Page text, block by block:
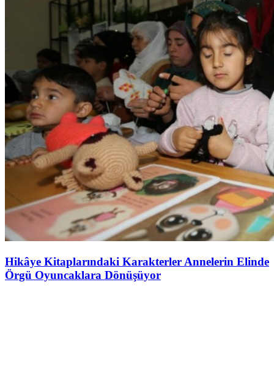
Hikâye Kitaplarındaki Karakterler Annelerin Elinde
Örgü Oyuncaklara Dönüşüyor